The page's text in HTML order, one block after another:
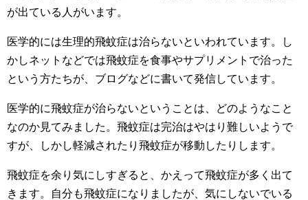
が出ている人がいます。
医学的には生理的飛蚊症は治らないといわれています。し
かしネットなどでは飛蚊症を食事やサプリメントで治った
という方たちが、ブログなどに書いて発信しています。
医学的に飛蚊症が治らないということは、どのようなこと
なのか見てみました。飛蚊症は完治はやはり難しいようで
すが、しかし軽減されたり飛蚊症が移動したりします。
飛蚊症を余り気にしすぎると、かえって飛蚊症が多く出て
きます。自分も飛蚊症になりましたが、気にしないでいる